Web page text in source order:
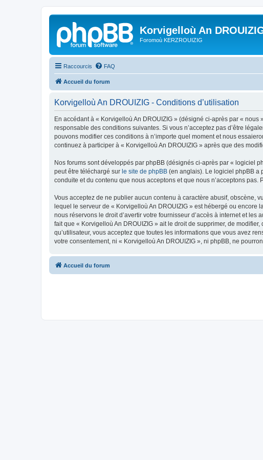
Korvigelloù An
Foromoù KERZROUIZIG
Raccourcis FAQ
Accueil du forum
Korvigelloù An DROUIZIG - Conditions d’utilisation
En accédant à « Korvigelloù An DROUIZIG » (désigné ci-après par «
responsable des conditions suivantes. Si vous n’acceptez pas d’être
pouvons modifier ces conditions à n’importe quel moment et nous
continuez à participer à « Korvigelloù An DROUIZIG » après que des
Nos forums sont développés par phpBB (désignés ci-après par « logiciel
peut être téléchargé sur le site de phpBB (en anglais). Le logiciel phpBB a
conduite et du contenu que nous acceptons et que nous n’acceptons
Vous acceptez de ne publier aucun contenu à caractère abusif, obscène,
lequel le serveur de « Korvigelloù An DROUIZIG » est hébergé ou
nous réservons le droit d’avertir votre fournisseur d’accès à internet et
fait que « Korvigelloù An DROUIZIG » ait le droit de supprimer, de
qu’utilisateur, vous acceptez que toutes les informations que vous avez
votre consentement, ni « Korvigelloù An DROUIZIG », ni phpBB, ne
Accueil du forum